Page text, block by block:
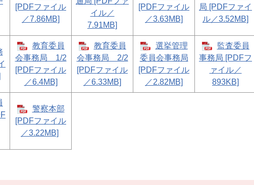
[PDFファイル
／7.86MB]
イル／
7.91MB]
[PDFファイル
／3.63MB]
局 [PDFファイ
ル／3.52MB]
教育委員
会事務局 1/2
[PDFファイル
／6.4MB]
教育委員
会事務局 2/2
[PDFファイル
／6.33MB]
選挙管理
委員会事務局
[PDFファイル
／2.82MB]
監査委員
事務局 [PDFフ
ァイル／
893KB]
警察本部
[PDFファイル
／3.22MB]